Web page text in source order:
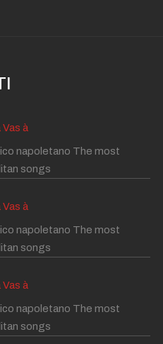
Vas à
napoletano The most
songs
Vas à
napoletano The most
songs
Vas à
napoletano The most
songs